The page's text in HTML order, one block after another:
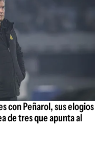
con Peñarol, sus elogios
de tres que apunta al